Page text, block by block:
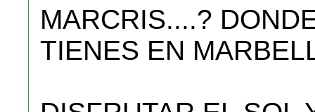
MARCRIS....?
TIENES EN